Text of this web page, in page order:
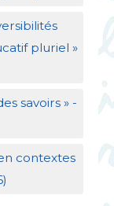
pluriel »
savoirs » -
contextes